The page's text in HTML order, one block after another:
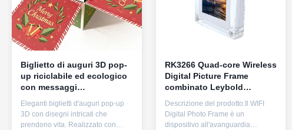
Biglietto di auguri 3D pop-
up riciclabile ed ecologico
con messaggi
personalizzati e opzioni di
spessore 2mm/3mm
Eleganti biglietti d'auguri pop-up
3D con disegni intricati che
prendono vita. Realizzato con
RK3266 Quad-core Wireless
Digital Picture Frame
combinato Leybold
Vacuum Pump che
garantisce un trasferimento
e una visualizzazione senza
Descrizione del prodotto:Il WIFI
Digital Photo Frame è un
dispositivo all'avanguardia